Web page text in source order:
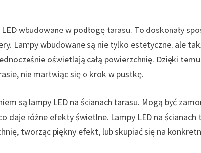
wbudowane w podłogę tarasu. To doskonały
Lampy wbudowane są nie tylko estetyczne, ale
oświetlają całą powierzchnię. Dzięki
nie martwiąc się o krok w pustkę.
są lampy LED na ścianach tarasu. Mogą być
daje różne efekty świetlne. Lampy LED na ścianach
tworząc piękny efekt, lub skupiać się na